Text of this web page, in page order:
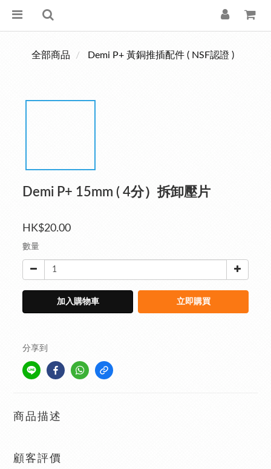
全部商品 Demi P+ 黃銅推插配件 ( NSF認證 )
Demi P+ 15mm ( 4分）拆卸壓片
HK$20.00
數量
加入購物車 立即購買
分享到
商品描述
顧客評價